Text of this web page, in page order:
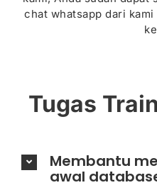
chat whatsapp dari
Tugas
Membantu
awal